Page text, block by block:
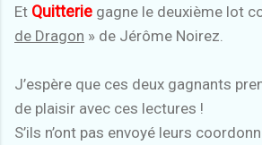
Et Quitterie gagne le deuxième lot
de Dragon » de Jérôme Noirez.
J’espère que ces deux gagnants
de plaisir avec ces lectures !
S’ils n’ont pas envoyé leurs